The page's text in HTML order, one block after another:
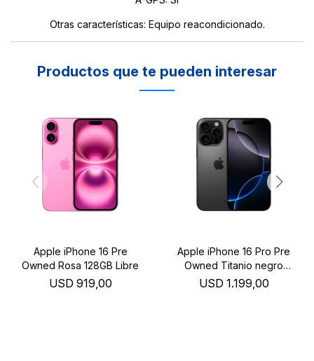
Otras características: Equipo reacondicionado.
Productos que te pueden interesar
Apple iPhone 16 Pre
Owned Rosa 128GB Libre
USD 919,00
Apple iPhone 16 Pro Pre
Owned Titanio negro
256GB Libre
USD 1.199,00